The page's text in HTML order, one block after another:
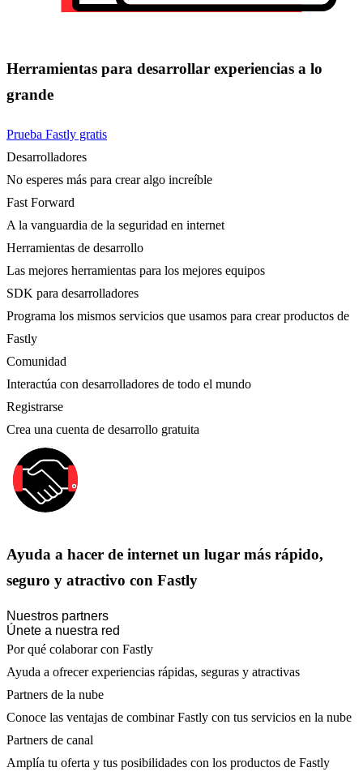
Herramientas para desarrollar experiencias a lo
grande
Prueba Fastly gratis
Desarrolladores
No esperes más para crear algo increíble
Fast Forward
A la vanguardia de la seguridad en internet
Herramientas de desarrollo
Las mejores herramientas para los mejores equipos
SDK para desarrolladores
Programa los mismos servicios que usamos para crear productos de
Fastly
Comunidad
Interactúa con desarrolladores de todo el mundo
Registrarse
Crea una cuenta de desarrollo gratuita
Ayuda a hacer de internet un lugar más rápido,
seguro y atractivo con Fastly
Nuestros partners
Únete a nuestra red
Por qué colaborar con Fastly
Ayuda a ofrecer experiencias rápidas, seguras y atractivas
Partners de la nube
Conoce las ventajas de combinar Fastly con tus servicios en la nube
Partners de canal
Amplía tu oferta y tus posibilidades con los productos de Fastly